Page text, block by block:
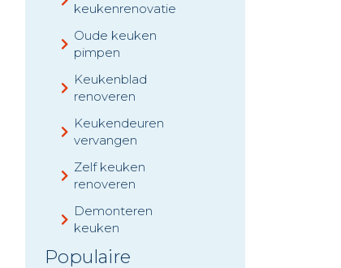
keukenrenovatie
Oude keuken
pimpen
Keukenblad
renoveren
Keukendeuren
vervangen
Zelf keuken
renoveren
Demonteren
keuken
Populaire